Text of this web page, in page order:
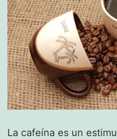
La cafeína es un